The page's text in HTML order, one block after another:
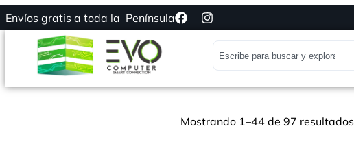
Envíos gratis a toda la Península
Mostrando 1–44 de 97 resultados